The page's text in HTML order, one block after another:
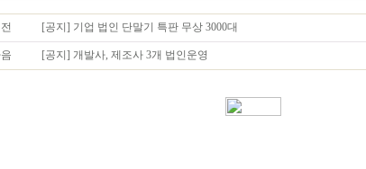
[공지] 기업 법인 단말기 특판 무상 3000대
[공지] 개발사, 제조사 3개 법인운영